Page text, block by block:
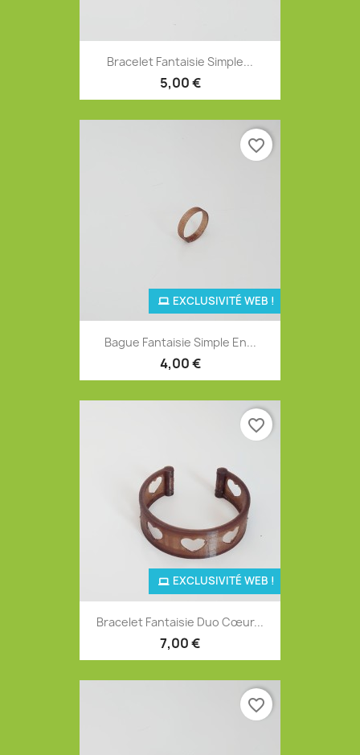
Bracelet Fantaisie Simple...
5,00 €
Bague Fantaisie Simple En...
4,00 €
EXCLUSIVITÉ WEB !
favorite_border
Bracelet Fantaisie Duo Cœur...
7,00 €
EXCLUSIVITÉ WEB !
favorite_border
favorite_border